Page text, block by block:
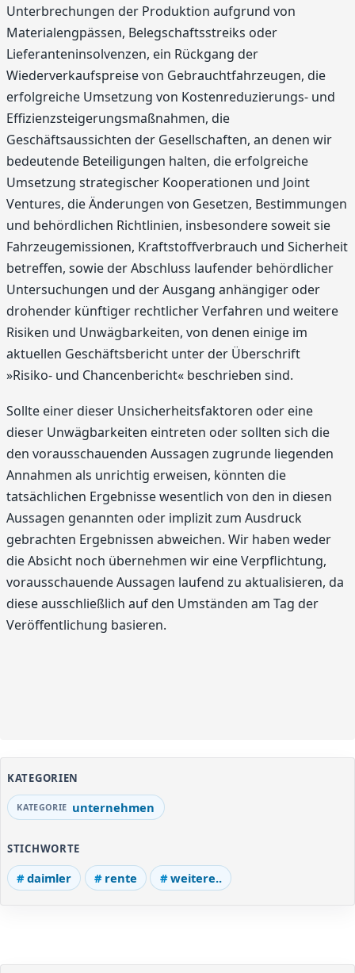
Unterbrechungen der Produktion aufgrund von
Materialengpässen, Belegschaftsstreiks oder
Lieferanteninsolvenzen, ein Rückgang der
Wiederverkaufspreise von Gebrauchtfahrzeugen, die
erfolgreiche Umsetzung von Kostenreduzierungs- und
Effizienzsteigerungsmaßnahmen, die
Geschäftsaussichten der Gesellschaften, an denen wir
bedeutende Beteiligungen halten, die erfolgreiche
Umsetzung strategischer Kooperationen und Joint
Ventures, die Änderungen von Gesetzen, Bestimmungen
und behördlichen Richtlinien, insbesondere soweit sie
Fahrzeugemissionen, Kraftstoffverbrauch und Sicherheit
betreffen, sowie der Abschluss laufender behördlicher
Untersuchungen und der Ausgang anhängiger oder
drohender künftiger rechtlicher Verfahren und weitere
Risiken und Unwägbarkeiten, von denen einige im
aktuellen Geschäftsbericht unter der Überschrift
»Risiko- und Chancenbericht« beschrieben sind.
Sollte einer dieser Unsicherheitsfaktoren oder eine
dieser Unwägbarkeiten eintreten oder sollten sich die
den vorausschauenden Aussagen zugrunde liegenden
Annahmen als unrichtig erweisen, könnten die
tatsächlichen Ergebnisse wesentlich von den in diesen
Aussagen genannten oder implizit zum Ausdruck
gebrachten Ergebnissen abweichen. Wir haben weder
die Absicht noch übernehmen wir eine Verpflichtung,
vorausschauende Aussagen laufend zu aktualisieren, da
diese ausschließlich auf den Umständen am Tag der
Veröffentlichung basieren.
KATEGORIEN
unternehmen
STICHWORTE
daimler rente weitere..